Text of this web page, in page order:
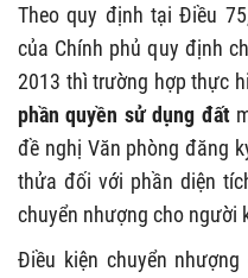
Theo quy định tại Điều
của Chính phủ quy định
2013 thì trường hợp thực
phần quyền sử dụng đất
đề nghị Văn phòng đăng
thửa đối với phần diện
chuyển nhượng cho người
Điều kiện chuyển